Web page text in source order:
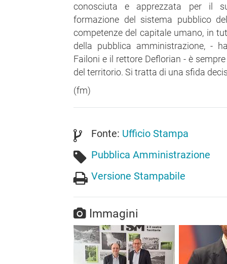
conosciuta e apprezzata per il
formazione del sistema pubblico
competenze del capitale umano, in
della pubblica amministrazione, -
Failoni e il rettore Deflorian - è
del territorio. Si tratta di una sfida
(fm)
Fonte: Ufficio Stampa
Pubblica Amministrazione
Versione Stampabile
Immagini